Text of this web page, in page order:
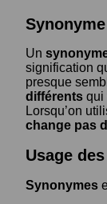
Un
signification
presque
différents qui
Lorsqu’on
change pas
Usage
Synonymes